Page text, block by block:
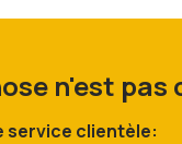
n'est pas
clientèle: